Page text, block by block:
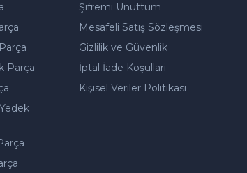
Parça
Şifremi Unuttum
Mesafeli Satış Sözleşmesi
Gizlilik ve Güvenlik
İptal İade Koşullari
Kişisel Veriler Politikası